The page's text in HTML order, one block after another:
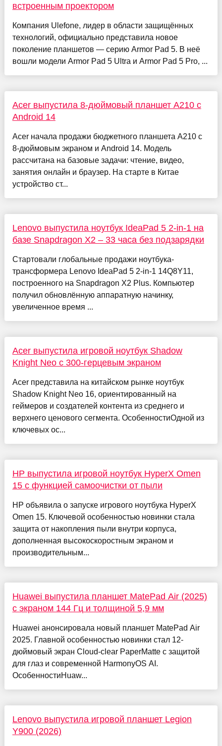
встроенным проектором
Компания Ulefone, лидер в области защищённых
технологий, официально представила новое
поколение планшетов — серию Armor Pad 5. В неё
вошли модели Armor Pad 5 Ultra и Armor Pad 5 Pro, ...
Acer выпустила 8-дюймовый планшет A210 с
Android 14
Acer начала продажи бюджетного планшета A210 с
8-дюймовым экраном и Android 14. Модель
рассчитана на базовые задачи: чтение, видео,
занятия онлайн и браузер. На старте в Китае
устройство ст...
Lenovo выпустила ноутбук IdeaPad 5 2-in-1 на
базе Snapdragon X2 – 33 часа без подзарядки
Стартовали глобальные продажи ноутбука-
трансформера Lenovo IdeaPad 5 2-in-1 14Q8Y11,
построенного на Snapdragon X2 Plus. Компьютер
получил обновлённую аппаратную начинку,
увеличенное время ...
Acer выпустила игровой ноутбук Shadow
Knight Neo с 300-герцевым экраном
Acer представила на китайском рынке ноутбук
Shadow Knight Neo 16, ориентированный на
геймеров и создателей контента из среднего и
верхнего ценового сегмента. ОсобенностиОдной из
ключевых ос...
HP выпустила игровой ноутбук HyperX Omen
15 с функцией самоочистки от пыли
HP объявила о запуске игрового ноутбука HyperX
Omen 15. Ключевой особенностью новинки стала
защита от накопления пыли внутри корпуса,
дополненная высокоскоростным экраном и
производительным...
Huawei выпустила планшет MatePad Air (2025)
с экраном 144 Гц и толщиной 5,9 мм
Huawei анонсировала новый планшет MatePad Air
2025. Главной особенностью новинки стал 12-
дюймовый экран Cloud-clear PaperMatte с защитой
для глаз и современной HarmonyOS AI.
ОсобенностиHuaw...
Lenovo выпустила игровой планшет Legion
Y900 (2026)